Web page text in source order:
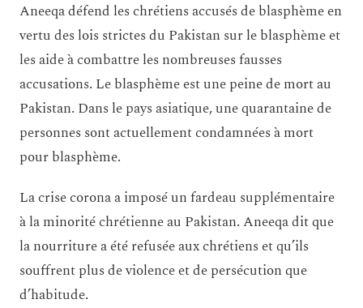
Aneeqa défend les chrétiens accusés de blasphème en
vertu des lois strictes du Pakistan sur le blasphème et
les aide à combattre les nombreuses fausses
accusations. Le blasphème est une peine de mort au
Pakistan. Dans le pays asiatique, une quarantaine de
personnes sont actuellement condamnées à mort
pour blasphème.
La crise corona a imposé un fardeau supplémentaire
à la minorité chrétienne au Pakistan. Aneeqa dit que
la nourriture a été refusée aux chrétiens et qu’ils
souffrent plus de violence et de persécution que
d’habitude.